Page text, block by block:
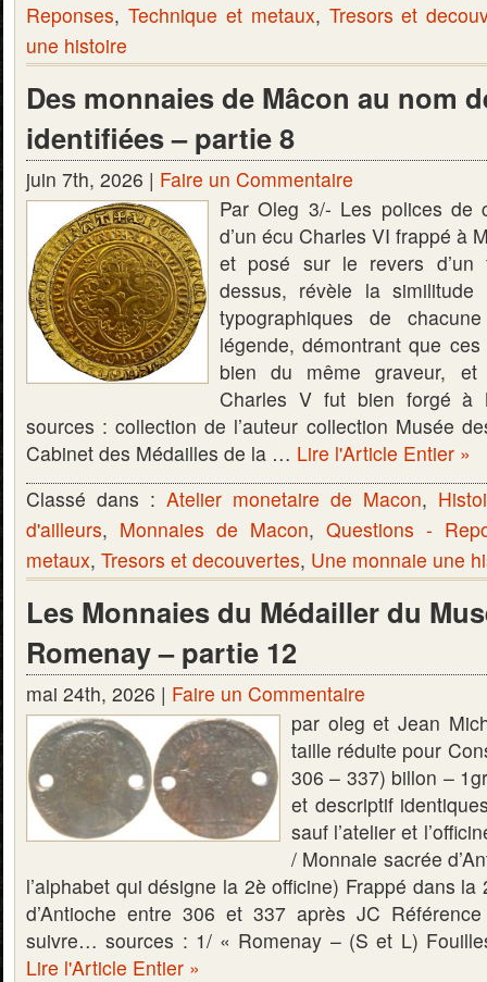
Reponses, Technique et metaux, Tresors et
une histoire
Des monnaies de Mâcon au nom
identifiées – partie 8
juin 7th, 2026 | Faire un Commentaire
Par Oleg 3/- Les polices de
d’un écu Charles VI frappé à
et posé sur le revers d’un
dessus, révèle la similitude
typographiques de
légende, démontrant que
bien du même graveur,
Charles V fut bien forgé
sources : collection de l’auteur collection Musée
Cabinet des Médailles de la … Lire l'Article Entier »
Classé dans : Atelier monetaire de Macon,
d'ailleurs, Monnaies de Macon, Questions -
metaux, Tresors et decouvertes, Une monnaie une
Les Monnaies du Médailler du
Romenay – partie 12
mai 24th, 2026 | Faire un Commentaire
par oleg et Jean
taille réduite pour
306 – 337) billon –
et descriptif
sauf l’atelier et
/ Monnaie sacrée
l’alphabet qui désigne la 2è officine) Frappé dans la
d’Antioche entre 306 et 337 après JC
suivre… sources : 1/ « Romenay – (S et L)
Lire l'Article Entier »